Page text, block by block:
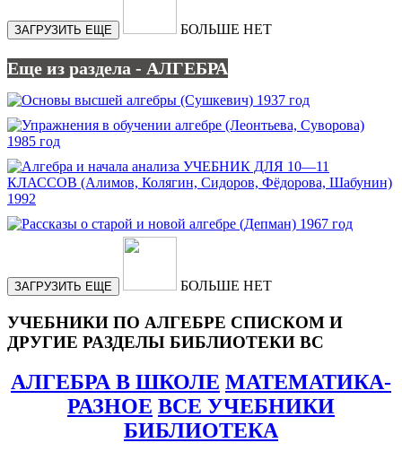
ЗАГРУЗИТЬ ЕЩЕ БОЛЬШЕ НЕТ
Еще из раздела - АЛГЕБРА
ЗАГРУЗИТЬ ЕЩЕ БОЛЬШЕ НЕТ
УЧЕБНИКИ ПО АЛГЕБРЕ СПИСКОМ И
ДРУГИЕ РАЗДЕЛЫ БИБЛИОТЕКИ ВС
АЛГЕБРА В ШКОЛЕ МАТЕМАТИКА-
РАЗНОЕ ВСЕ УЧЕБНИКИ
БИБЛИОТЕКА